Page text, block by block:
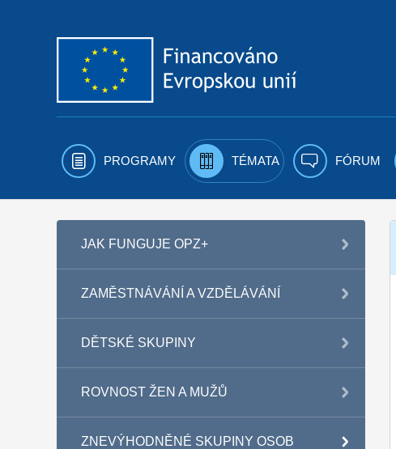
PROGRAMY TÉMATA FÓRUM
JAK FUNGUJE OPZ+
ZAMĚSTNÁVÁNÍ A VZDĚLÁVÁNÍ
DĚTSKÉ SKUPINY
ROVNOST ŽEN A MUŽŮ
ZNEVÝHODNĚNÉ SKUPINY OSOB